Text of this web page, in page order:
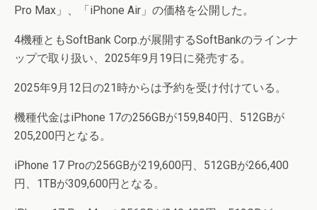
Pro Max」、「iPhone Air」の価格を公開した。
4機種ともSoftBank Corp.が展開するSoftBankのラインナ
ップで取り扱い、2025年9月19日に発売する。
2025年9月12日の21時からは予約を受け付けている。
機種代金はiPhone 17の256GBが159,840円、512GBが
205,200円となる。
iPhone 17 Proの256GBが219,600円、512GBが266,400
円、1TBが309,600円となる。